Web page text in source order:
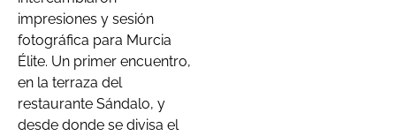
impresiones y sesión
fotográfica para Murcia
Élite. Un primer encuentro,
en la terraza del
restaurante Sándalo, y
desde donde se divisa el